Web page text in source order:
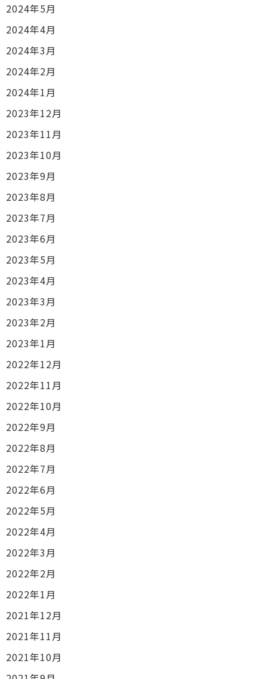
2024年5月
2024年4月
2024年3月
2024年2月
2024年1月
2023年12月
2023年11月
2023年10月
2023年9月
2023年8月
2023年7月
2023年6月
2023年5月
2023年4月
2023年3月
2023年2月
2023年1月
2022年12月
2022年11月
2022年10月
2022年9月
2022年8月
2022年7月
2022年6月
2022年5月
2022年4月
2022年3月
2022年2月
2022年1月
2021年12月
2021年11月
2021年10月